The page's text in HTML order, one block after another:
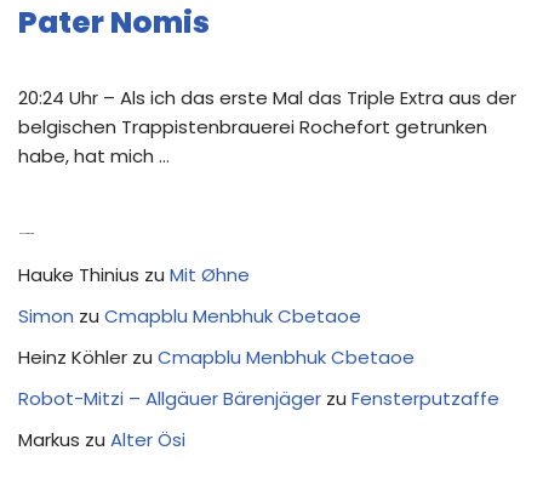
Pater Nomis
20:24 Uhr – Als ich das erste Mal das Triple Extra aus der
belgischen Trappistenbrauerei Rochefort getrunken
habe, hat mich …
Hauke Thinius zu Mit Øhne
Simon zu Cmapblu Menbhuk Cbetaoe
Heinz Köhler zu Cmapblu Menbhuk Cbetaoe
Robot-Mitzi – Allgäuer Bärenjäger zu Fensterputzaffe
Markus zu Alter Ösi